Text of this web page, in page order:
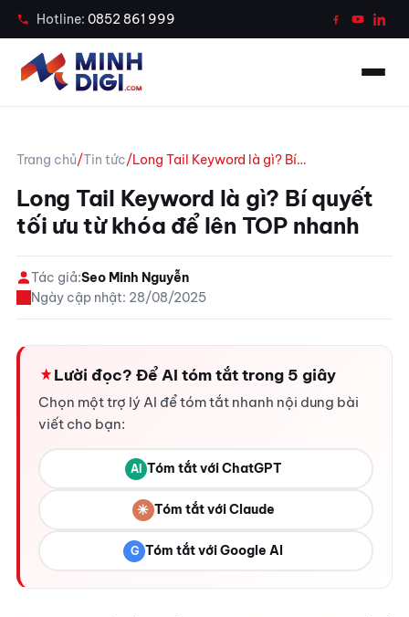
Hotline: 0852 861 999
Case Study
Tin tức
Chat Zalo tư vấn
Trang chủ/Tin tức/Long Tail Keyword là gì? Bí…
Long Tail Keyword là gì? Bí quyết
tối ưu từ khóa để lên TOP nhanh
Tác giả:Seo Minh Nguyễn
Ngày cập nhật: 28/08/2025
Lười đọc? Để AI tóm tắt trong 5 giây
Chọn một trợ lý AI để tóm tắt nhanh nội dung bài
viết cho bạn:
AI Tóm tắt với ChatGPT
✳ Tóm tắt với Claude
G Tóm tắt với Google AI